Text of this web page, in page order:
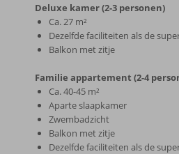
Deluxe kamer (2-3 personen)
Ca. 27 m²
Dezelfde faciliteiten als de
Balkon met zitje
Familie appartement (2-4
Ca. 40-45 m²
Aparte slaapkamer
Zwembadzicht
Balkon met zitje
Dezelfde faciliteiten als de